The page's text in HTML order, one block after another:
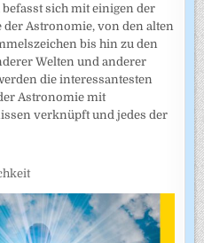
sich mit einigen der
Astronomie, von den alten
bis hin zu den
Welten und anderer
die interessantesten
Astronomie mit
verknüpft und jedes der